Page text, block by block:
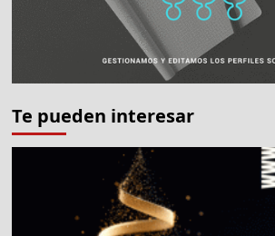
Te pueden interesar